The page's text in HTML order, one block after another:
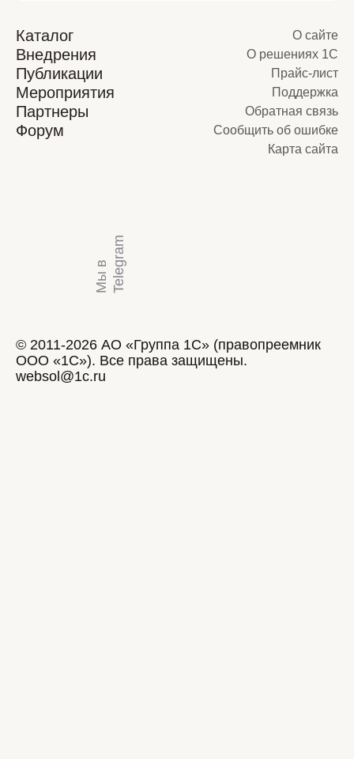
Каталог
Внедрения
Публикации
Мероприятия
Партнеры
Форум
О сайте
О решениях 1С
Прайс-лист
Поддержка
Обратная связь
Сообщить об ошибке
Карта сайта
М
ы
в
T
e
l
e
g
r
a m
© 2011-2026 АО «Группа 1С» (правопреемник
ООО «1С»). Все права защищены.
websol@1c.ru